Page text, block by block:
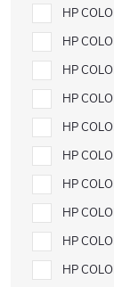
HP
HP
HP
HP
HP
HP
HP
HP
HP
HP